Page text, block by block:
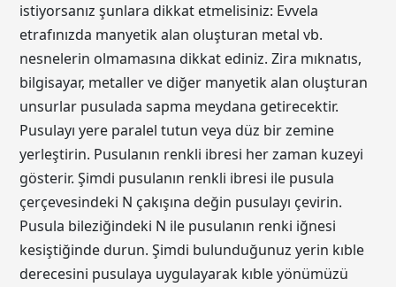
istiyorsanız şunlara dikkat etmelisiniz: Evvela
etrafınızda manyetik alan oluşturan metal vb.
nesnelerin olmamasına dikkat ediniz. Zira mıknatıs,
bilgisayar, metaller ve diğer manyetik alan oluşturan
unsurlar pusulada sapma meydana getirecektir.
Pusulayı yere paralel tutun veya düz bir zemine
yerleştirin. Pusulanın renkli ibresi her zaman kuzeyi
gösterir. Şimdi pusulanın renkli ibresi ile pusula
çerçevesindeki N çakışına değin pusulayı çevirin.
Pusula bileziğindeki N ile pusulanın renki iğnesi
kesiştiğinde durun. Şimdi bulunduğunuz yerin kıble
derecesini pusulaya uygulayarak kıble yönümüzü